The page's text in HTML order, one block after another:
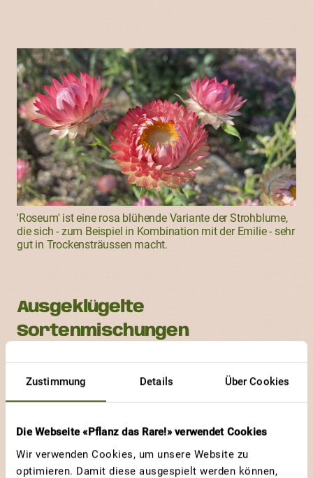
Zustimmung Details Über Cookies
Die Webseite «Pflanz das Rare!» verwendet Cookies
Wir verwenden Cookies, um unsere Website zu
optimieren. Damit diese ausgespielt werden können,
'Roseum' ist eine rosa blühende Variante der Strohblume,
die sich - zum Beispiel in Kombination mit der Emilie - sehr
gut in Trockensträussen macht.
Ausgeklügelte
Sortenmischungen
Bereits erhältlich ist eine Samenmischung, welche
für Mensch und Insekten attraktiv ist. Auch in ihr ist
Mischung zusammenzustellen, ist ziemlich
aufwändig. Zunächst muss erforscht werden,